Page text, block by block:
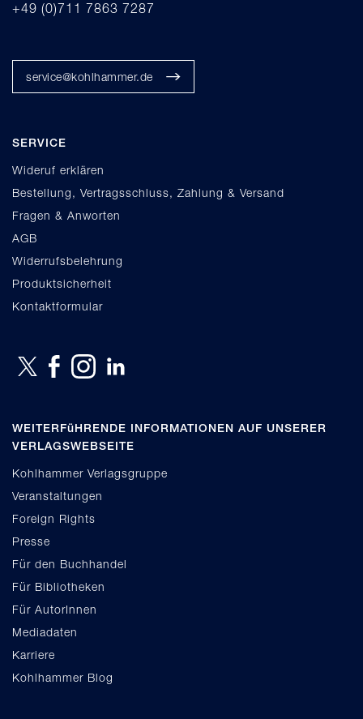
+49 (0)711 7863 7287
service@kohlhammer.de
SERVICE
Wideruf erklären
Bestellung, Vertragsschluss, Zahlung & Versand
Fragen & Anworten
AGB
Widerrufsbelehrung
Produktsicherheit
Kontaktformular
WEITERFüHRENDE INFORMATIONEN AUF UNSERER
VERLAGSWEBSEITE
Kohlhammer Verlagsgruppe
Veranstaltungen
Foreign Rights
Presse
Für den Buchhandel
Für Bibliotheken
Für AutorInnen
Mediadaten
Karriere
Kohlhammer Blog